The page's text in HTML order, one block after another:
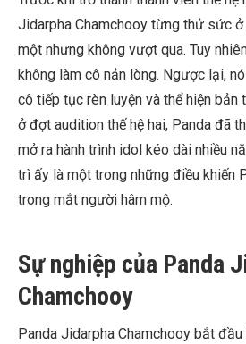
Jidarpha Chamchooy từng thử sức
một nhưng không vượt qua. Tuy
không làm cô nản lòng. Ngược lại,
cô tiếp tục rèn luyện và thể hiện bản
ở đợt audition thế hệ hai, Panda đã
mở ra hành trình idol kéo dài nhiều
trì ấy là một trong những điều khiến
trong mắt người hâm mộ.
Sự nghiệp của Panda
Chamchooy
Panda Jidarpha Chamchooy bắt